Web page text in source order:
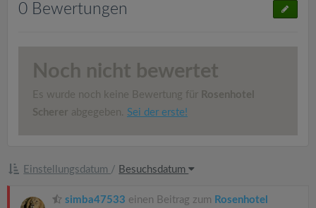
0 Bewertungen
Noch nicht bewertet
Es wurde noch keine Bewertung für Rosenhotel
Scherer abgegeben. Sei der erste!
Einstellungsdatum / Besuchsdatum
simba47533 einen Beitrag zum Rosenhotel